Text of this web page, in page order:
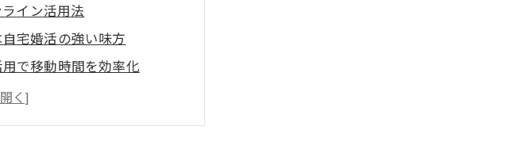
イン活用法
宅婚活の強い味方
で移動時間を効率化
ンラインの流れ
気軽に相談可能